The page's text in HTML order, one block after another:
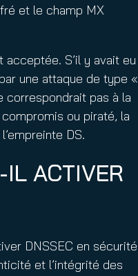
et le champ MX
S’il y avait eu
une attaque de type «
correspondrait pas à la
ou piraté, la
DS.
IL ACTIVER
DNSSEC en sécurité
et l’intégrité des